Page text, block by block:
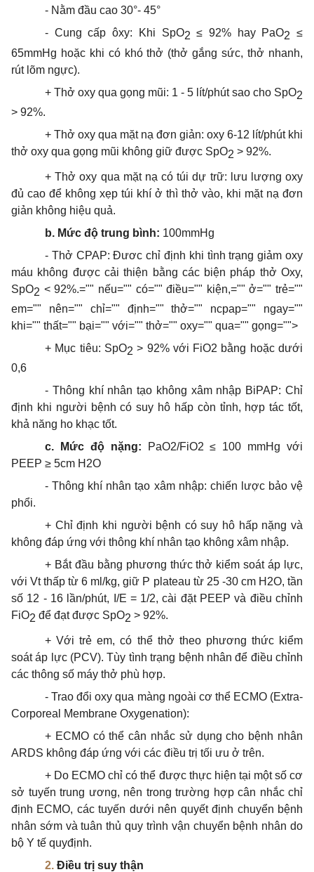
- Nằm đầu cao 30°- 45°
- Cung cấp ôxy: Khi SpO2 ≤ 92% hay PaO2 ≤
65mmHg hoặc khi có khó thở (thở gắng sức, thở nhanh,
rút lõm ngực).
+ Thở oxy qua gọng mũi: 1 - 5 lít/phút sao cho SpO2
> 92%.
+ Thở oxy qua mặt nạ đơn giản: oxy 6-12 lít/phút khi
thở oxy qua gọng mũi không giữ được SpO2 > 92%.
+ Thở oxy qua mặt nạ có túi dự trữ: lưu lượng oxy
đủ cao để không xẹp túi khí ở thì thở vào, khi mặt nạ đơn
giản không hiệu quả.
b. Mức độ trung bình: 100mmHg
- Thở CPAP: Đươc chỉ định khi tình trạng giảm oxy
máu không được cải thiện bằng các biện pháp thở Oxy,
SpO2 < 92%.="" nếu="" có="" điều="" kiện,="" ở="" trẻ=""
em="" nên="" chỉ="" định="" thở="" ncpap="" ngay=""
khi="" thất="" bại="" với="" thở="" oxy="" qua="" gọng="">
+ Mục tiêu: SpO2 > 92% với FiO2 bằng hoặc dưới
0,6
- Thông khí nhân tạo không xâm nhập BiPAP: Chỉ
định khi người bệnh có suy hô hấp còn tỉnh, hợp tác tốt,
khả năng ho khạc tốt.
c. Mức độ nặng: PaO2/FiO2 ≤ 100 mmHg với
PEEP ≥ 5cm H2O
- Thông khí nhân tạo xâm nhập: chiến lược bảo vệ
phổi.
+ Chỉ định khi người bệnh có suy hô hấp nặng và
không đáp ứng với thông khí nhân tạo không xâm nhập.
+ Bắt đầu bằng phương thức thở kiểm soát áp lực,
với Vt thấp từ 6 ml/kg, giữ P plateau từ 25 -30 cm H2O, tần
số 12 - 16 lần/phút, I/E = 1/2, cài đặt PEEP và điều chỉnh
FiO2 để đạt được SpO2 > 92%.
+ Với trẻ em, có thể thở theo phương thức kiểm
soát áp lực (PCV). Tùy tình trạng bệnh nhân để điều chỉnh
các thông số máy thở phù hợp.
- Trao đổi oxy qua màng ngoài cơ thể ECMO (Extra-
Corporeal Membrane Oxygenation):
+ ECMO có thể cân nhắc sử dụng cho bệnh nhân
ARDS không đáp ứng với các điều trị tối ưu ở trên.
+ Do ECMO chỉ có thể được thực hiện tại một số cơ
sở tuyến trung ương, nên trong trường hợp cân nhắc chỉ
định ECMO, các tuyến dưới nên quyếtđịnh chuyển bệnh
nhân sớm và tuân thủ quy trình vận chuyển bệnh nhân do
bộ Y tế quyđịnh.
2. Điều trị suy thận